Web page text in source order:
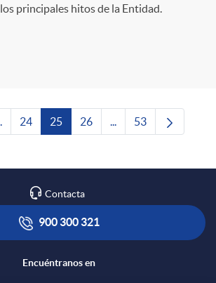
principales hitos de la Entidad.
intermedias Use TAB para
Página
24 Página
25 Página
26 ...Páginas intermedias
Página
53
Contacta
900 300 321
Encuéntranos en